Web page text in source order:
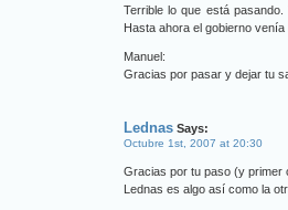
Terrible lo que está
Hasta ahora el gobierno
Manuel:
Gracias por pasar y dejar tu
Lednas Says:
Octubre 1st, 2007 at 20:30
Gracias por tu paso (y primer
Lednas es algo así como la